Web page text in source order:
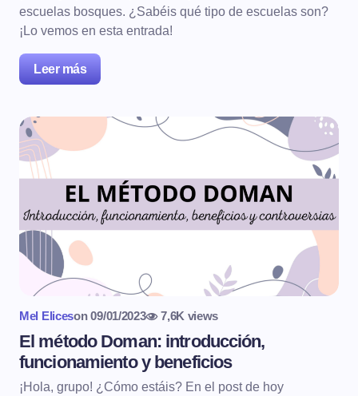
escuelas bosques. ¿Sabéis qué tipo de escuelas son?
¡Lo vemos en esta entrada!
Leer más
Mel Eliceson 09/01/2023 7,6K views
El método Doman: introducción,
funcionamiento y beneficios
¡Hola, grupo! ¿Cómo estáis? En el post de hoy